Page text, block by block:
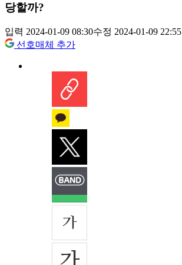
당할까?
입력 2024-01-09 08:30수정 2024-01-09 22:55
선호매체 추가